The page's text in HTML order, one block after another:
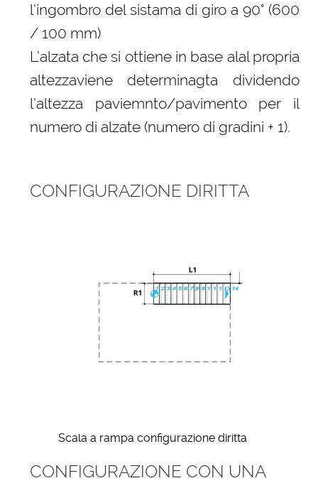
l’ingombro del sistama di giro a 90° (600
/ 100 mm)
L’alzata che si ottiene in base alal propria
altezzaviene determinagta dividendo
l’altezza paviemnto/pavimento per il
numero di alzate (numero di gradini + 1).
CONFIGURAZIONE DIRITTA
Scala a rampa configurazione diritta
CONFIGURAZIONE CON UNA